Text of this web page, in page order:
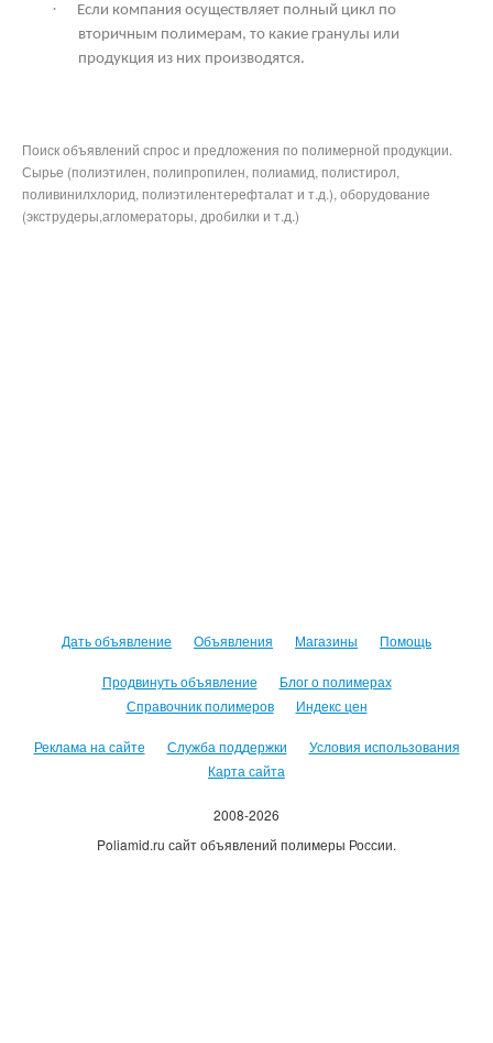
·
Если компания осуществляет полный цикл по
вторичным полимерам, то какие гранулы или
продукция из них производятся.
Поиск объявлений спрос и предложения по полимерной продукции.
Сырье (полиэтилен, полипропилен, полиамид, полистирол,
поливинилхлорид, полиэтилентерефталат и т.д.), оборудование
(экструдеры,агломераторы, дробилки и т.д.)
Дать объявление Объявления Магазины Помощь
Продвинуть объявление
Блог о полимерах
Справочник полимеров
Индекс цен
Реклама на сайте Служба поддержки
Условия использования
Карта сайта
2008-2026
Poliamid.ru сайт объявлений полимеры России.